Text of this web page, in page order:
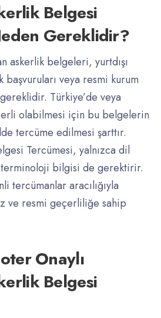
Belgesi
Gereklidir?
askerlik belgeleri, yurtdışı
başvuruları veya resmi kurum
Türkiye’de veya
olabilmesi için bu belgelerin
tercüme edilmesi şarttır.
Tercümesi, yalnızca dil
bilgisi de gerektirir.
tercümanlar aracılığıyla
ve resmi geçerliliğe sahip
Onaylı
Belgesi